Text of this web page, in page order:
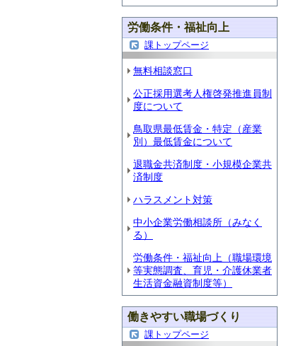
労働条件・福祉向上
課トップページ
無料相談窓口
公正採用選考人権啓発推進員制
度について
鳥取県最低賃金・特定（産業
別）最低賃金について
退職金共済制度・小規模企業共
済制度
ハラスメント対策
中小企業労働相談所（みなく
る）
労働条件・福祉向上（職場環境
等実態調査、育児・介護休業者
生活資金融資制度等）
働きやすい職場づくり
課トップページ